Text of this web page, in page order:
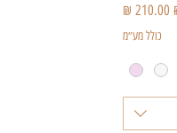
מחיר מבצע
כולל מע״מ